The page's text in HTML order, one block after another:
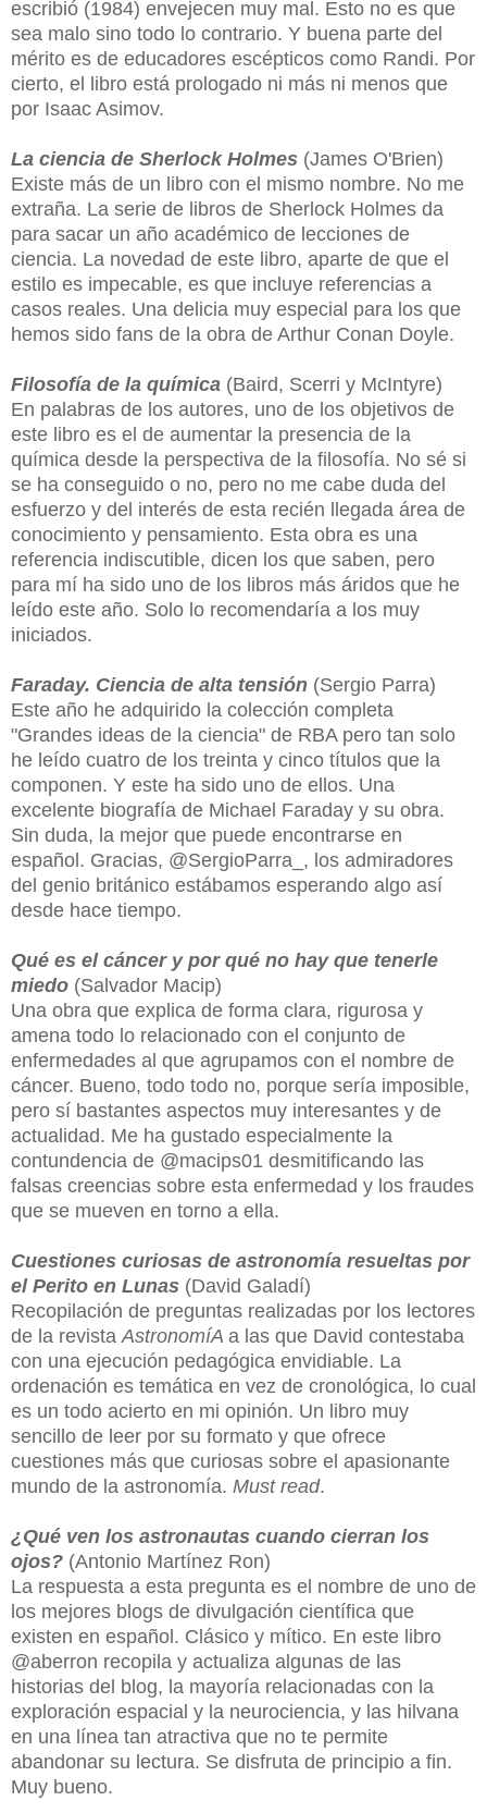
escribió (1984) envejecen muy mal. Esto no es que
sea malo sino todo lo contrario. Y buena parte del
mérito es de educadores escépticos como Randi. Por
cierto, el libro está prologado ni más ni menos que
por Isaac Asimov.
La ciencia de Sherlock Holmes (James O'Brien)
Existe más de un libro con el mismo nombre. No me
extraña. La serie de libros de Sherlock Holmes da
para sacar un año académico de lecciones de
ciencia. La novedad de este libro, aparte de que el
estilo es impecable, es que incluye referencias a
casos reales. Una delicia muy especial para los que
hemos sido fans de la obra de Arthur Conan Doyle.
Filosofía de la química (Baird, Scerri y McIntyre)
En palabras de los autores, uno de los objetivos de
este libro es el de aumentar la presencia de la
química desde la perspectiva de la filosofía. No sé si
se ha conseguido o no, pero no me cabe duda del
esfuerzo y del interés de esta recién llegada área de
conocimiento y pensamiento. Esta obra es una
referencia indiscutible, dicen los que saben, pero
para mí ha sido uno de los libros más áridos que he
leído este año. Solo lo recomendaría a los muy
iniciados.
Faraday. Ciencia de alta tensión (Sergio Parra)
Este año he adquirido la colección completa
"Grandes ideas de la ciencia" de RBA pero tan solo
he leído cuatro de los treinta y cinco títulos que la
componen. Y este ha sido uno de ellos. Una
excelente biografía de Michael Faraday y su obra.
Sin duda, la mejor que puede encontrarse en
español. Gracias, @SergioParra_, los admiradores
del genio británico estábamos esperando algo así
desde hace tiempo.
Qué es el cáncer y por qué no hay que tenerle
miedo (Salvador Macip)
Una obra que explica de forma clara, rigurosa y
amena todo lo relacionado con el conjunto de
enfermedades al que agrupamos con el nombre de
cáncer. Bueno, todo todo no, porque sería imposible,
pero sí bastantes aspectos muy interesantes y de
actualidad. Me ha gustado especialmente la
contundencia de @macips01 desmitificando las
falsas creencias sobre esta enfermedad y los fraudes
que se mueven en torno a ella.
Cuestiones curiosas de astronomía resueltas por
el Perito en Lunas (David Galadí)
Recopilación de preguntas realizadas por los lectores
de la revista AstronomíA a las que David contestaba
con una ejecución pedagógica envidiable. La
ordenación es temática en vez de cronológica, lo cual
es un todo acierto en mi opinión. Un libro muy
sencillo de leer por su formato y que ofrece
cuestiones más que curiosas sobre el apasionante
mundo de la astronomía. Must read.
¿Qué ven los astronautas cuando cierran los
ojos? (Antonio Martínez Ron)
La respuesta a esta pregunta es el nombre de uno de
los mejores blogs de divulgación científica que
existen en español. Clásico y mítico. En este libro
@aberron recopila y actualiza algunas de las
historias del blog, la mayoría relacionadas con la
exploración espacial y la neurociencia, y las hilvana
en una línea tan atractiva que no te permite
abandonar su lectura. Se disfruta de principio a fin.
Muy bueno.